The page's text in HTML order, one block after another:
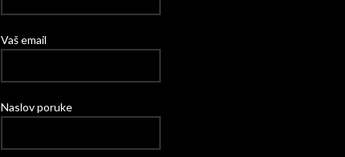
Vaš email
Naslov poruke